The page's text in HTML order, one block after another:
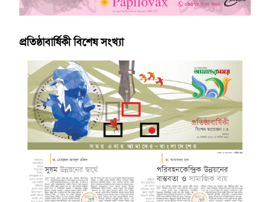
প্রতিষ্ঠাবার্ষিকী বিশেষ সংখ্যা